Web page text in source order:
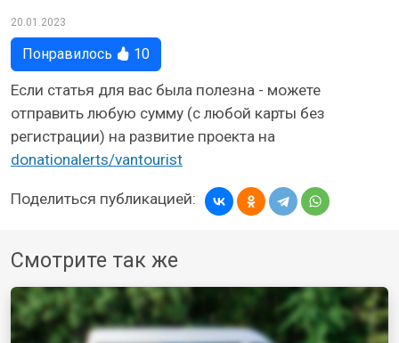
20.01.2023
Понравилось 10
Если статья для вас была полезна - можете
отправить любую сумму (с любой карты без
регистрации) на развитие проекта на
donationalerts/vantourist
Поделиться публикацией:
Смотрите так же